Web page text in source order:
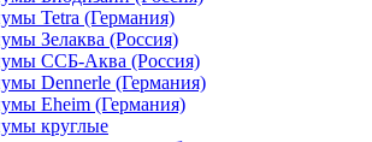
Tetra (Германия)
Зелаква (Россия)
ССБ-Аква (Россия)
Dennerle (Германия)
Eheim (Германия)
круглые